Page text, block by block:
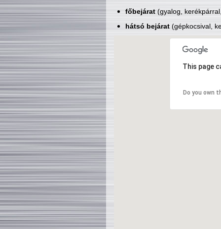
főbejárat(gyalog,
hátsó bejárat(gépkocsival,
This page
Do you own